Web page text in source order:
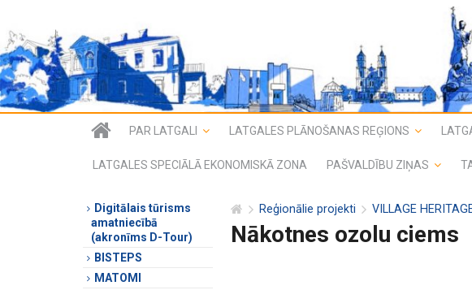
PAR LATGALI LATGALES PLĀNOŠANAS REĢIONS
LATGALES SPECIĀLĀ EKONOMISKĀ ZONA PAŠVALDĪBU ZIŅAS
Reģionālie projekti VILLAGE
Nākotnes ozolu ciems
Digitālais tūrisms
amatniecībā
(akronīms D-Tour)
BISTEPS
MATOMI